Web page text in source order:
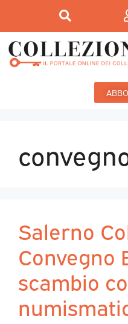
Salerno
Convegno
scambio